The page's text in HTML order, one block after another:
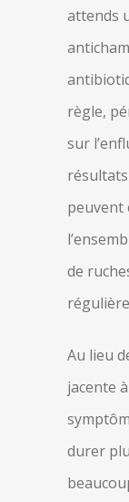
attends
règle,
sur
peuvent
de
Au lieu
jacente
durer